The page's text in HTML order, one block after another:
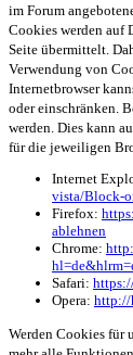
im Forum
Cookies werden auf
Seite übermittelt.
Verwendung von
Internetbrowser
oder einschränken.
werden. Dies kann
für die jeweiligen
Internet
vista/Block-
Firefox:
ablehnen
Chrome:
Safari:
Opera: http://
Werden Cookies für